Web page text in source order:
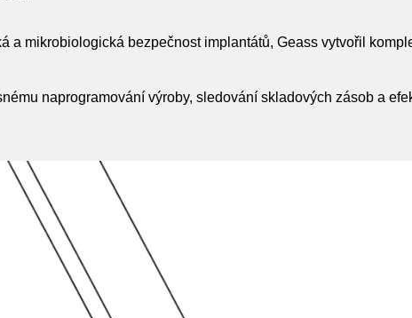
a mikrobiologická bezpečnost implantátů, Geass vytvořil
naprogramování výroby, sledování skladových zásob a